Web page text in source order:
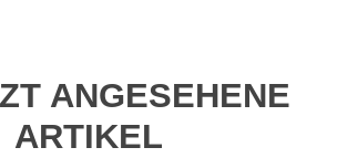
ANGESEHENE
ARTIKEL